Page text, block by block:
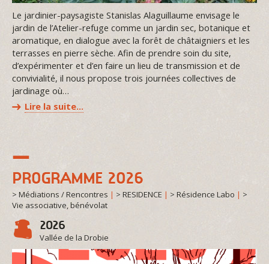
Le jardinier-paysagiste Stanislas Alaguillaume envisage le
jardin de l’Atelier-refuge comme un jardin sec, botanique et
aromatique, en dialogue avec la forêt de châtaigniers et les
terrasses en pierre sèche. Afin de prendre soin du site,
d’expérimenter et d’en faire un lieu de transmission et de
convivialité, il nous propose trois journées collectives de
jardinage où…
Lire la suite…
PROGRAMME 2026
> Médiations / Rencontres | > RESIDENCE | > Résidence Labo | >
Vie associative, bénévolat
2026
Vallée de la Drobie